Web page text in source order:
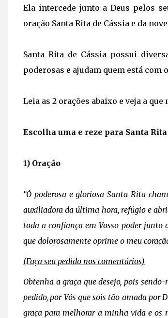
Ela intercede junto a Deus pelos
oração Santa Rita de Cássia e da
Santa Rita de Cássia possui
poderosas e ajudam quem está com
Leia as 2 orações abaixo e veja a
Escolha uma e reze para Santa Rita
1) Oração
“Ó poderosa e gloriosa Santa Rita
auxiliadora da última hora, refúgio e
toda a confiança em Vosso poder junto
que dolorosamente oprime o meu
(Faça seu pedido nos comentários)
Obtenha a graça que desejo, pois
pedido, por Vós que sois tão amada por
graça para melhorar a minha vida e os